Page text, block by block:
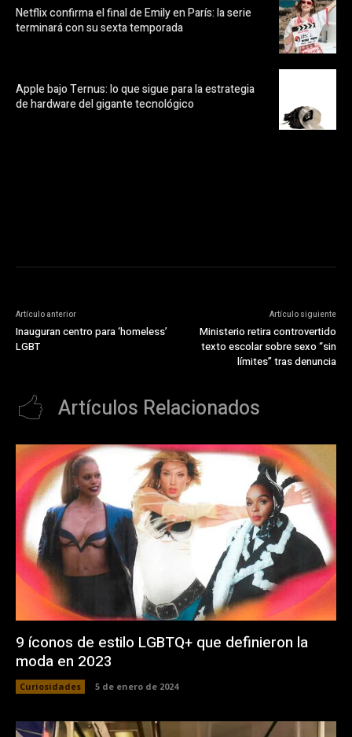
Netflix confirma el final de Emily en París: la serie
terminará con su sexta temporada
Apple bajo Ternus: lo que sigue para la estrategia
de hardware del gigante tecnológico
Artículo anterior
Inauguran centro para ‘homeless’
LGBT
Artículo siguiente
Ministerio retira controvertido
texto escolar sobre sexo “sin
límites” tras denuncia
Artículos Relacionados
9 íconos de estilo LGBTQ+ que definieron la
moda en 2023
Curiosidades 5 de enero de 2024